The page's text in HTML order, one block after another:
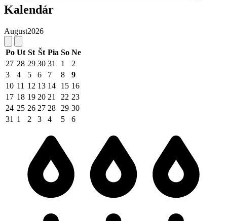
Kalendár
August2026
Po Ut St Št Pia So Ne
27 28 29 30 31 1
2
3
4 5 6 7 8
9
10 11 12 13 14 15 16
17 18 19 20 21 22 23
24 25 26 27 28 29 30
31 1 2 3 4 5 6